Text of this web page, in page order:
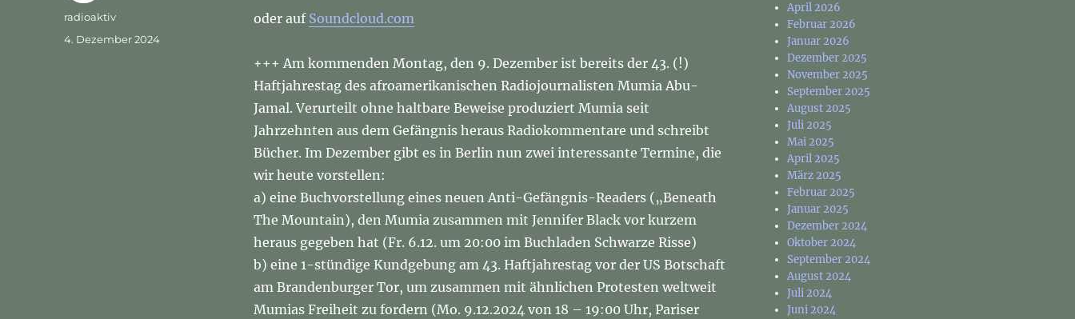
oder auf Soundcloud.com
+++ Am kommenden Montag, den 9. Dezember ist bereits der 43. (!)
Haftjahrestag des afroamerikanischen Radiojournalisten Mumia Abu-
Jamal. Verurteilt ohne haltbare Beweise produziert Mumia seit
Jahrzehnten aus dem Gefängnis heraus Radiokommentare und schreibt
Bücher. Im Dezember gibt es in Berlin nun zwei interessante Termine, die
wir heute vorstellen:
a) eine Buchvorstellung eines neuen Anti-Gefängnis-Readers („Beneath
The Mountain), den Mumia zusammen mit Jennifer Black vor kurzem
heraus gegeben hat (Fr. 6.12. um 20:00 im Buchladen Schwarze Risse)
b) eine 1-stündige Kundgebung am 43. Haftjahrestag vor der US Botschaft
am Brandenburger Tor, um zusammen mit ähnlichen Protesten weltweit
Mumias Freiheit zu fordern (Mo. 9.12.2024 von 18 – 19:00 Uhr, Pariser
Autor
radioaktiv
Veröffentlicht
4. Dezember 2024
April 2026
Februar 2026
Januar 2026
Dezember 2025
November 2025
September 2025
August 2025
Juli 2025
Mai 2025
April 2025
März 2025
Februar 2025
Januar 2025
Dezember 2024
Oktober 2024
September 2024
August 2024
Juli 2024
Juni 2024